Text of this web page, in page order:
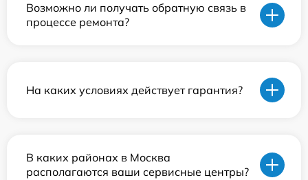
Возможно ли получать обратную связь в
процессе ремонта?
На каких условиях действует гарантия?
В каких районах в Москва
располагаются ваши сервисные центры?